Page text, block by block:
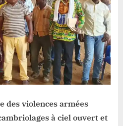
éclate
à
Watsa: »plus
un
franc
tant
que
vies
sont
des violences armées
à ciel ouvert et